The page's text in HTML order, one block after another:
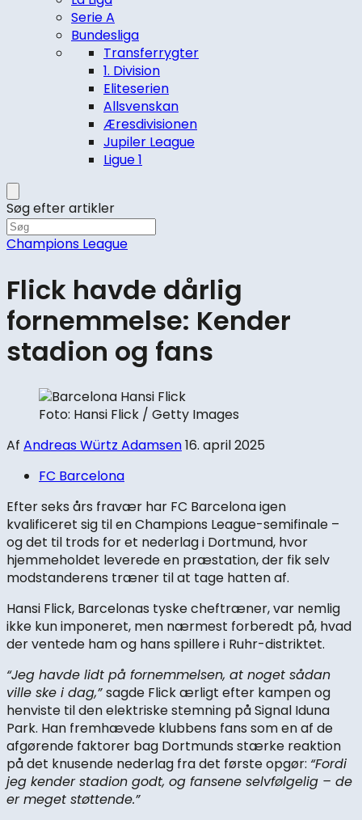
Serie A
Bundesliga
Transferrygter
1. Division
Eliteserien
Allsvenskan
Æresdivisionen
Jupiler League
Ligue 1
Søg efter artikler
Champions League
Flick havde dårlig
fornemmelse: Kender
stadion og fans
Foto: Hansi Flick / Getty Images
Af Andreas Würtz Adamsen16. april 2025
FC Barcelona
Efter seks års fravær har FC Barcelona igen
kvalificeret sig til en Champions League-semifinale –
og det til trods for et nederlag i Dortmund, hvor
hjemmeholdet leverede en præstation, der fik selv
modstanderens træner til at tage hatten af.
Hansi Flick, Barcelonas tyske cheftræner, var nemlig
ikke kun imponeret, men nærmest forberedt på, hvad
der ventede ham og hans spillere i Ruhr-distriktet.
“Jeg havde lidt på fornemmelsen, at noget sådan
ville ske i dag,”sagde Flick ærligt efter kampen og
henviste til den elektriske stemning på Signal Iduna
Park. Han fremhævede klubbens fans som en af de
afgørende faktorer bag Dortmunds stærke reaktion
på det knusende nederlag fra det første opgør: “Fordi
jeg kender stadion godt, og fansene selvfølgelig – de
er meget støttende.”